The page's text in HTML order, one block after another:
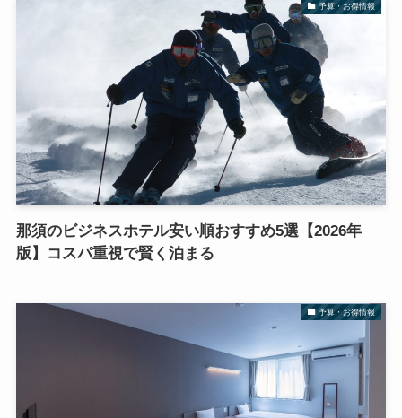
予算・お得情報
那須のビジネスホテル安い順おすすめ5選【2026年
版】コスパ重視で賢く泊まる
予算・お得情報